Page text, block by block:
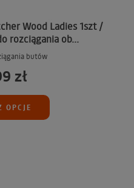
Wood Ladies 1szt /
rozciągania ob...
butów
zł
OPCJE